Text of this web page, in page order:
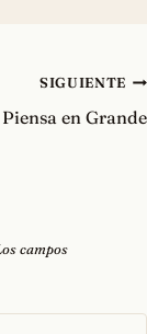
SIGUIENTE
Piensa en Grande
campos